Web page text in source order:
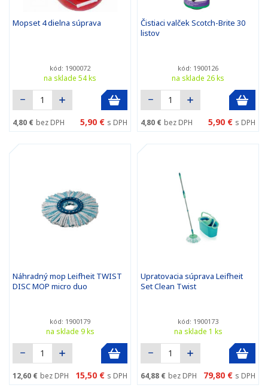
Mopset 4 dielna súprava
kód: 1900072
na sklade 54 ks
4,80 € bez DPH 5,90 € s DPH
Čistiaci valček Scotch-Brite 30
listov
kód: 1900126
na sklade 26 ks
4,80 € bez DPH 5,90 € s DPH
Náhradný mop Leifheit TWIST
DISC MOP micro duo
kód: 1900179
na sklade 9 ks
12,60 € bez DPH 15,50 € s DPH
Upratovacia súprava Leifheit
Set Clean Twist
kód: 1900173
na sklade 1 ks
64,88 € bez DPH 79,80 € s DPH